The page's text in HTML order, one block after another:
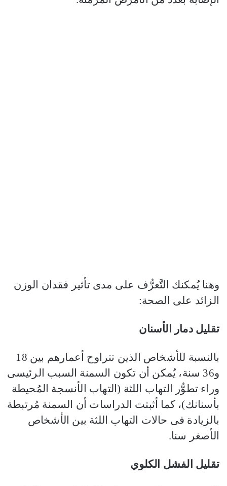
وهنا يُمكنك التَّعرُّف على مدى تأثير فقدان الوزن
الزائد على الصحة:
تقليل دمار الأسنان
بالنسبة للأشخاص الذين تتراوح أعمارهم بين 18
و36 سنة، يُمكن أن تكون السمنة السبب الرئيسى
وراء تطوُّر التهاب اللثة (التهاب الأنسجة المُحيطة
بأسنانك)، كما أثبتت الدراسات أن السمنة مُرتبطة
بالزيادة فى حالات التهاب اللثة بين الأشخاص
الأصغر سنا.
تقليل الفشل الكلوي